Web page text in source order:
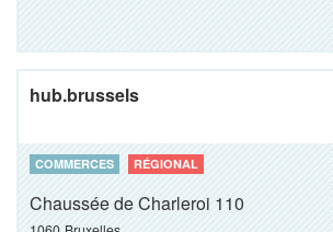
hub.brussels
COMMERCES RÉGIONAL
Chaussée de Charleroi 110